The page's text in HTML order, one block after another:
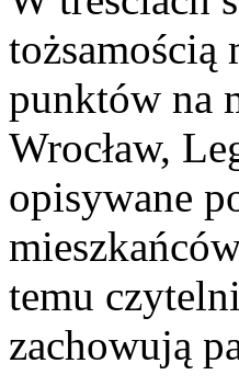
punktów na
Wrocław,
opisywane
temu
zachowują